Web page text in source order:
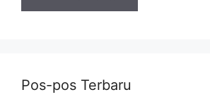
Pos-pos Terbaru